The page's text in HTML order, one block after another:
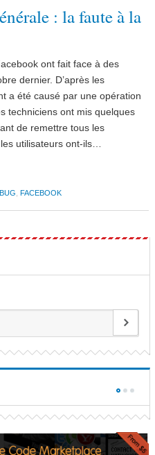
: la faute à la
ont fait face à des
dernier. D’après les
a été causé par une opération
techniciens ont mis quelques
de remettre tous les
utilisateurs ont-ils…
BUG FACEBOOK